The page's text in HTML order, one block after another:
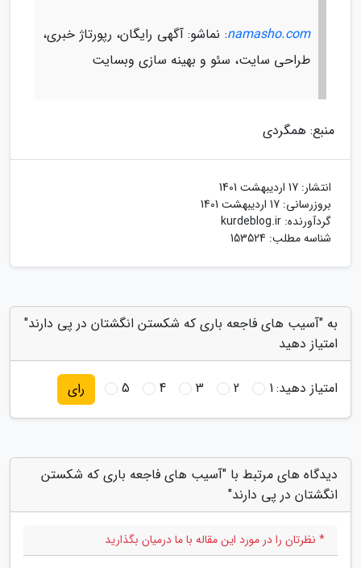
namasho.com: نماشو: آگهی رایگان، رپورتاژ خبری،
طراحی سایت، سئو و بهینه سازی وبسایت
منبع: همگردی
انتشار: 17 اردیبهشت 1401
بروزرسانی: 17 اردیبهشت 1401
گردآورنده: kurdeblog.ir
شناسه مطلب: 153524
به "آسیب های فاجعه باری که شکستن انگشتان در پی دارند"
امتیاز دهید
امتیاز دهید:1
2
3
4
5 رای
دیدگاه های مرتبط با "آسیب های فاجعه باری که شکستن
انگشتان در پی دارند"
* نظرتان را در مورد این مقاله با ما درمیان بگذارید